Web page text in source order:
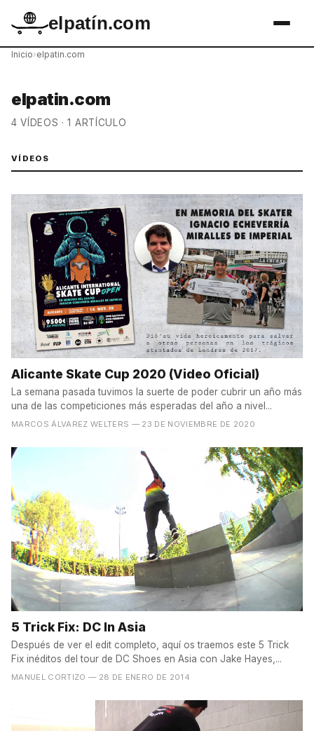
elpatín.com
Inicio›elpatin.com
elpatin.com
4 VÍDEOS · 1 ARTÍCULO
VÍDEOS
Alicante Skate Cup 2020 (Video Oficial)
La semana pasada tuvimos la suerte de poder cubrir un año más
una de las competiciones más esperadas del año a nivel...
MARCOS ÁLVAREZ WELTERS — 23 DE NOVIEMBRE DE 2020
5 Trick Fix: DC In Asia
Después de ver el edit completo, aquí os traemos este 5 Trick
Fix inéditos del tour de DC Shoes en Asia con Jake Hayes,...
MANUEL CORTIZO — 28 DE ENERO DE 2014